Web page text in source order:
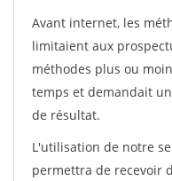
Avant internet, les
limitaient aux
méthodes plus ou
temps et demandait
de résultat.
L'utilisation de notre
permettra de recevoir